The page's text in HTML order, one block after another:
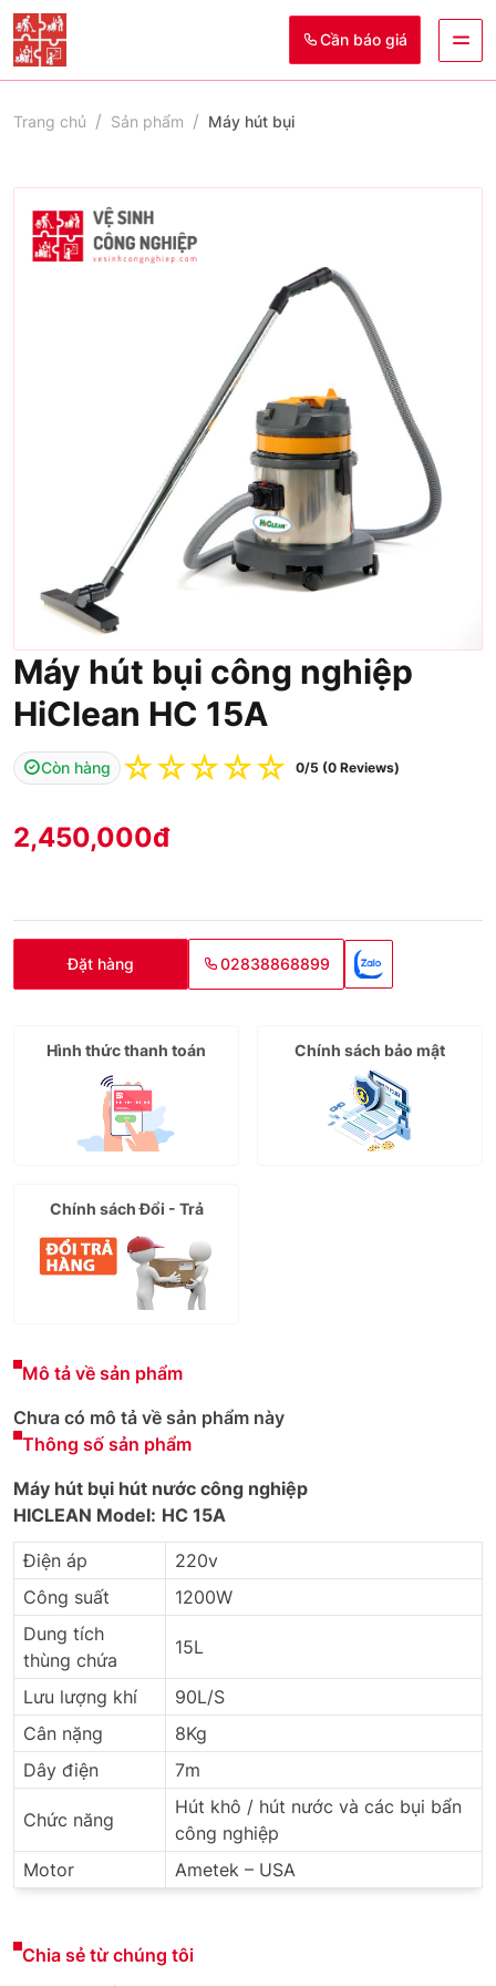
Cần báo giá
Trang chủ Sản phẩm Máy hút bụi
Máy hút bụi công nghiệp
HiClean HC 15A
Còn hàng ☆
☆
☆
☆
☆ 0/5 (0 Reviews)
2,450,000đ
Đặt hàng 02838868899
Hình thức thanh toán Chính sách bảo mật
Chính sách Đổi - Trả
Mô tả về sản phẩm
Chưa có mô tả về sản phẩm này
Thông số sản phẩm
Máy hút bụi hút nước công nghiệp
HICLEAN Model: HC 15A
Điện áp
220v
Công suất
1200W
Dung tích
thùng chứa
15L
Lưu lượng khí
90L/S
Cân nặng
8Kg
Dây điện
7m
Chức năng
Hút khô / hút nước và các bụi bẩn
công nghiệp
Motor
Ametek – USA
Chia sẻ từ chúng tôi